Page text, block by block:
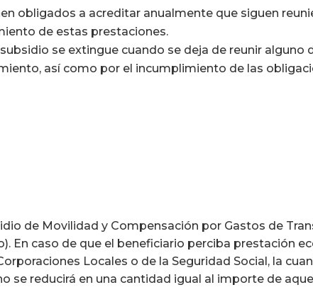
obligados a acreditar anualmente que siguen
de estas prestaciones.
se extingue cuando se deja de reunir alguno
así como por el incumplimiento de las
de Movilidad y Compensación por Gastos de
En caso de que el beneficiario perciba prestación
Locales o de la Seguridad Social, la
se reducirá en una cantidad igual al importe de